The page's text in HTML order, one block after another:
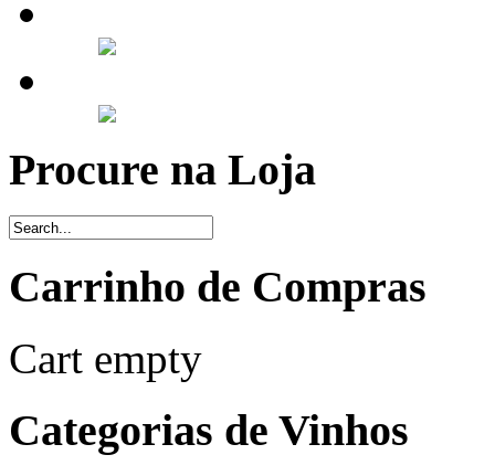
Procure na Loja
Carrinho de Compras
Cart empty
Categorias de Vinhos